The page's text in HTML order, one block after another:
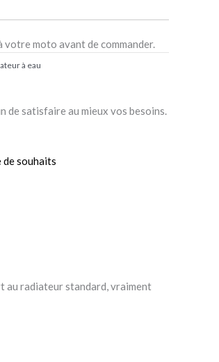
votre moto avant de commander.
à eau
de satisfaire au mieux vos besoins.
souhaits
au radiateur standard, vraiment